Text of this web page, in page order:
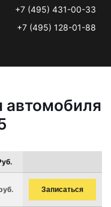
+7 (495) 431-00-33
+7 (495) 128-01-88
автомобиля
Записаться